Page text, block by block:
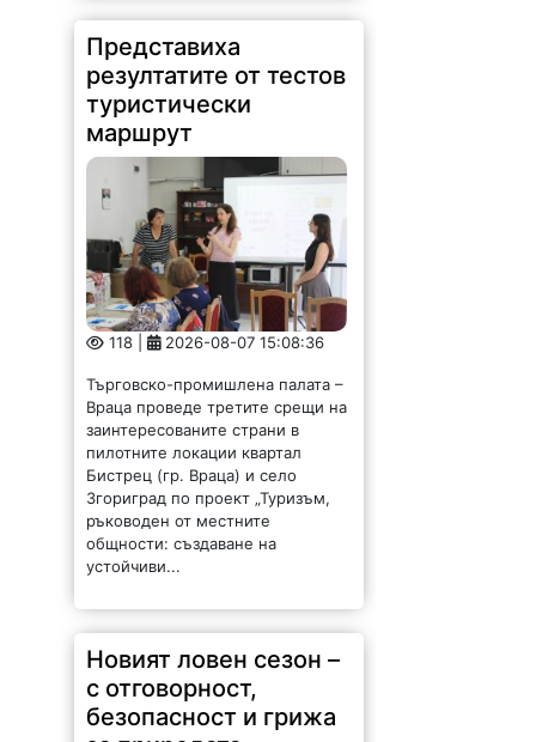
Представиха
резултатите от тестов
туристически
маршрут
118 | 2026-08-07 15:08:36
Враца проведе третите срещи на
заинтересованите страни в
пилотните локации квартал
Бистрец (гр. Враца) и село
Згориград по проект „Туризъм,
ръководен от местните
общности: създаване на
устойчиви...
Новият ловен сезон –
с отговорност,
безопасност и грижа
за природата